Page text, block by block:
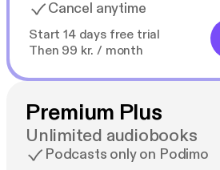
Cancel anytime
Start 14 days free trial
Then 99 kr. / month
Premium Plus
Unlimited audiobooks
Podcasts only on Podimo